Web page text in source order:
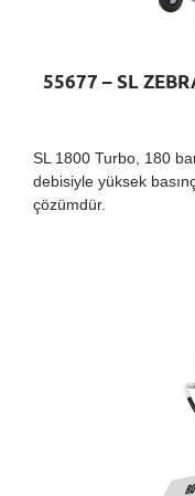
55677 – SL
SL 1800 Turbo, 180
debisiyle yüksek
çözümdür.